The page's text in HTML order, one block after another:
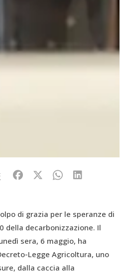
di grazia per le speranze di
della decarbonizzazione. Il
sera, 6 maggio, ha
Legge Agricoltura, uno
dalla caccia alla